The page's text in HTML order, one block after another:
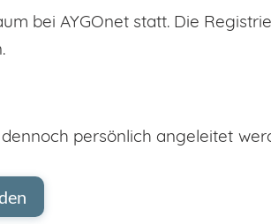
bei AYGOnet statt. Die
persönlich angeleitet